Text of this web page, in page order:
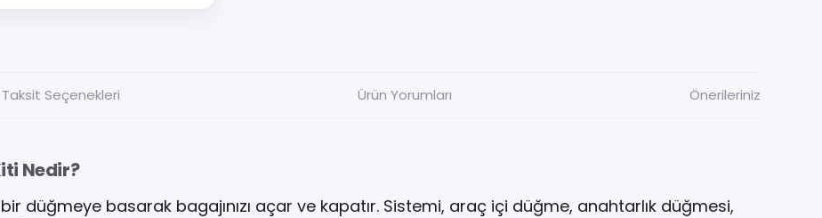
Taksit Seçenekleri Ürün Yorumları Önerileriniz
Nedir?
düğmeye basarak bagajınızı açar ve kapatır. Sistemi, araç içi düğme, anahtarlık düğmesi,